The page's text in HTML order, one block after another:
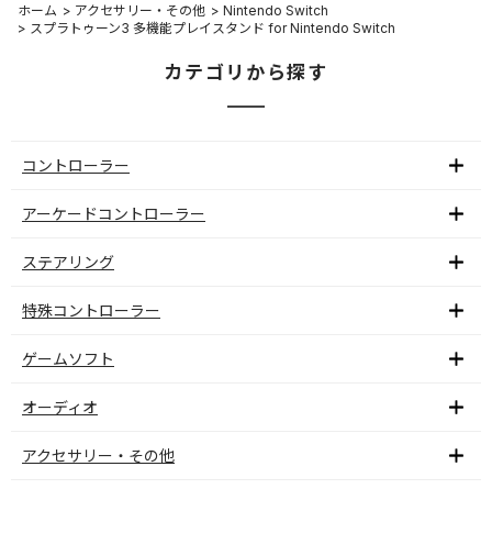
ホーム > アクセサリー・その他 > Nintendo Switch
> スプラトゥーン3 多機能プレイスタンド for Nintendo Switch
カテゴリから探す
コントローラー
アーケードコントローラー
ステアリング
特殊コントローラー
ゲームソフト
オーディオ
アクセサリー・その他